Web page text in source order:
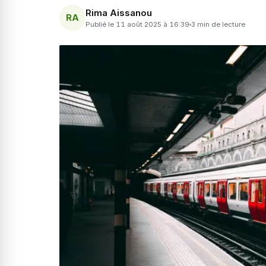
RA Rima Aissanou
Publié le 11 août 2025 à 16:39 3 min de lecture